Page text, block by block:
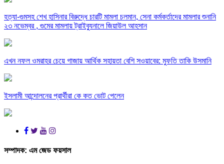
হত্যা-গুমসহ শেখ হাসিনার বিরুদ্ধে চারটি মামলা চলমান, সেনা কর্মকর্তাদের মামলার শুনানি
২৩ নভেম্বর , গুমের মামলায় ট্রাইব্যুনালে জিয়াউল আহসান
এখন নফল ওমরাহর চেয়ে গাজায় আর্থিক সহায়তা বেশি সওয়াবের: মুফতি তাকি উসমানি
ইসলামী আন্দোলনের প্রার্থীরা কে কত ভোট পেলেন
সম্পাদক: এম জেড ফয়সাল